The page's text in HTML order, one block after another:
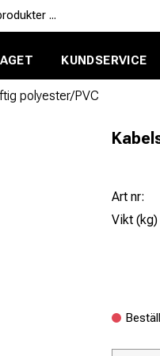
KUNDSERVICE
polyester/PVC
Art nr:
Vikt (kg)